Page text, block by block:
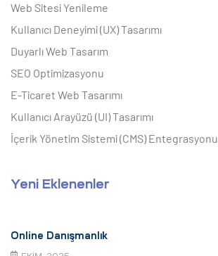
Web Sitesi Yenileme
Kullanıcı Deneyimi (UX) Tasarımı
Duyarlı Web Tasarım
SEO Optimizasyonu
E-Ticaret Web Tasarımı
Kullanıcı Arayüzü (UI) Tasarımı
İçerik Yönetim Sistemi (CMS) Entegrasyonu
Yeni Eklenenler
Online Danışmanlık